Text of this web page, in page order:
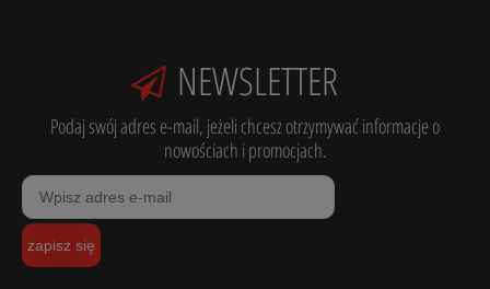
NEWSLETTER
Podaj swój adres e-mail, jeżeli chcesz otrzymywać informacje o
nowościach i promocjach.
zapisz się